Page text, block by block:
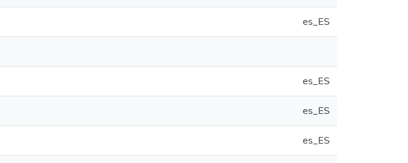
es_ES
es_ES
es_ES
es_ES